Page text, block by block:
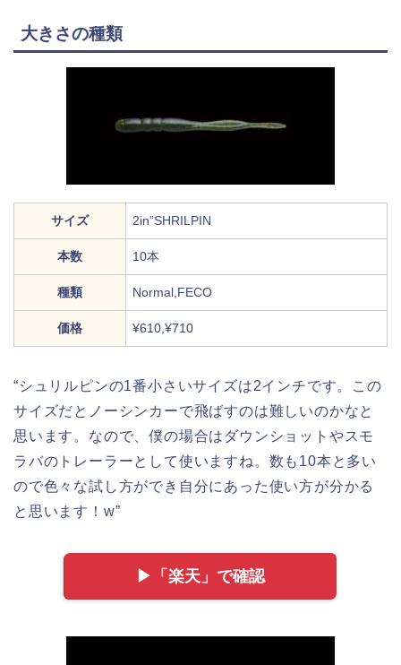
大きさの種類
サイズ 2in”SHRILPIN
本数 10本
種類 Normal,FECO
価格 ¥610,¥710
“シュリルピンの1番小さいサイズは2インチです。この
サイズだとノーシンカーで飛ばすのは難しいのかなと
思います。なので、僕の場合はダウンショットやスモ
ラバのトレーラーとして使いますね。数も10本と多い
ので色々な試し方ができ自分にあった使い方が分かる
と思います！w”
▶︎「楽天」で確認